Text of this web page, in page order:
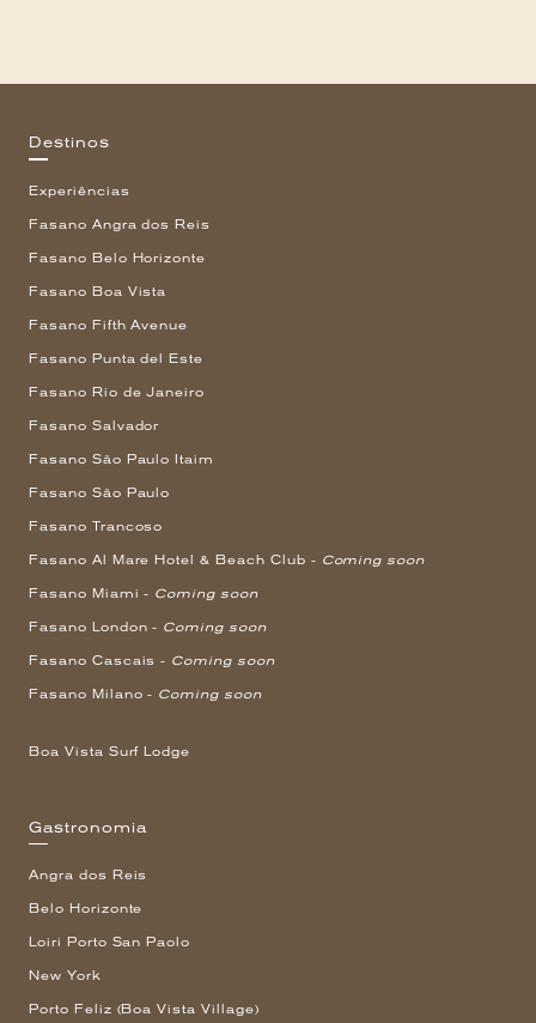
Destinos
Experiências
Fasano Angra dos Reis
Fasano Belo Horizonte
Fasano Boa Vista
Fasano Fifth Avenue
Fasano Punta del Este
Fasano Rio de Janeiro
Fasano Salvador
Fasano São Paulo Itaim
Fasano São Paulo
Fasano Trancoso
Fasano Al Mare Hotel & Beach Club - Coming soon
Fasano Miami - Coming soon
Fasano London - Coming soon
Fasano Cascais - Coming soon
Fasano Milano - Coming soon
Boa Vista Surf Lodge
Gastronomia
Angra dos Reis
Belo Horizonte
Loiri Porto San Paolo
New York
Porto Feliz (Boa Vista Village)